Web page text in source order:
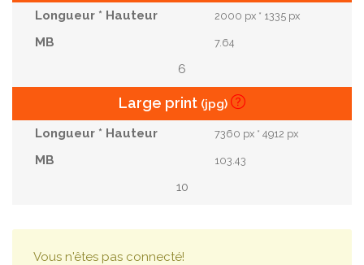
2000 px * 1335 px
7.64
6
Large print (jpg)
7360 px * 4912 px
103.43
10
Vous n'êtes pas connecté!